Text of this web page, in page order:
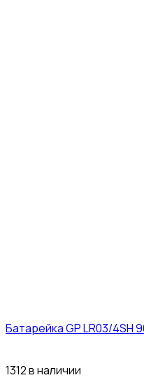
Батарейка GP LR03/4SH
1312 в наличии